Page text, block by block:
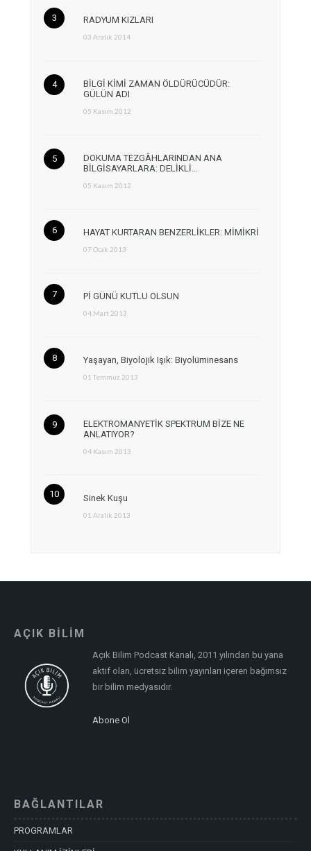
RADYUM KIZLARI
03 Aralık 2014
BİLGİ KİMİ ZAMAN ÖLDÜRÜCÜDÜR:
GÜLÜN ADI
05 Kasım 2012
DOKUMA TEZGÂHLARINDAN ANA
BİLGİSAYARLARA: DELİKLİ…
05 Kasım 2012
HAYAT KURTARAN BENZERLİKLER: MİMİKRİ
07 Ocak 2013
Pİ GÜNÜ KUTLU OLSUN
04 Mart 2013
Yaşayan, Biyolojik Işık: Biyolüminesans
01 Temmuz 2013
ELEKTROMANYETİK SPEKTRUM BİZE NE
ANLATIYOR?
04 Kasım 2013
Sinek Kuşu
01 Aralık 2013
AÇIK BİLİM
Açık Bilim Podcast Kanalı, 2011 yılından bu yana
aktif olan, ücretsiz bilim yayınları içeren bağımsız
bir bilim medyasıdır.
Abone Ol
BAĞLANTILAR
PROGRAMLAR